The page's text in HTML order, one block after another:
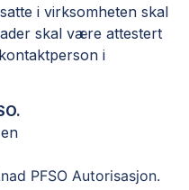
i virksomheten skal
skal være attestert
i
PFSO Autorisasjon.